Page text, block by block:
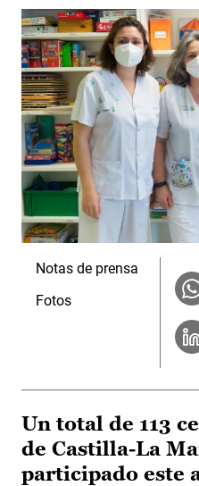
Notas de prensa
Fotos
Un total de 113
de Castilla-La
participado este